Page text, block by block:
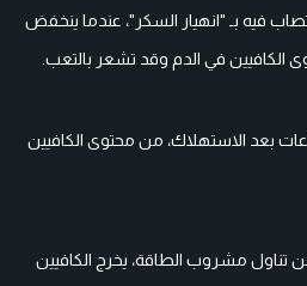
فيه بـ "انهيار السكر"، عندما ينخفض
في الدم وقد تشعر بالتعب.
قضاء ما يقارب 5-6 ساعات بعد الاستهلاك، من محتوى الكافيين
من تناول مشروب الطاقة، يخرج الكافيين